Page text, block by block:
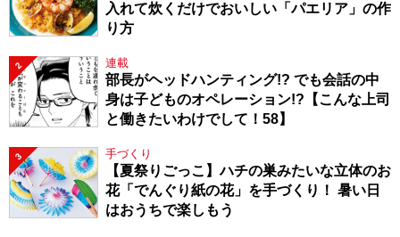
入れて炊くだけでおいしい「パエリア」の作
り方
2 連載
部長がヘッドハンティング!? でも会話の中
身は子どものオペレーション!?【こんな上司
と働きたいわけでして！58】
3 手づくり
【夏祭りごっこ】ハチの巣みたいな立体のお
花「でんぐり紙の花」を手づくり！ 暑い日
はおうちで楽しもう